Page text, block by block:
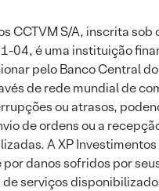
CCTVM S/A, inscrita sob
04, é uma instituição
pelo Banco Central do
de rede mundial de
ou atrasos,
de ordens ou a
A XP
danos sofridos por
de serviços